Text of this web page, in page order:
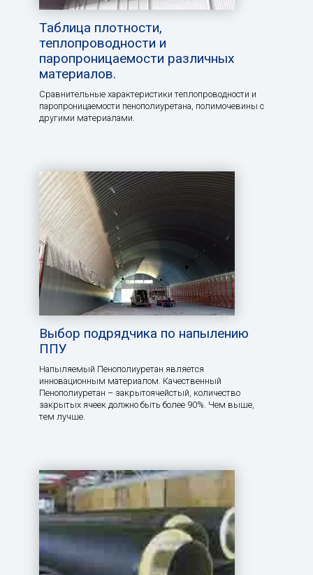
Таблица плотности,
теплопроводности и
паропроницаемости различных
материалов.
Сравнительные характеристики теплопроводности и
паропроницаемости пенополиуретана, полимочевины с
другими материалами.
Выбор подрядчика по напылению
ППУ
Напыляемый Пенополиуретан является
инновационным материалом. Качественный
Пенополиуретан – закрытоячейстый, количество
закрытых ячеек должно быть более 90%. Чем выше,
тем лучше.